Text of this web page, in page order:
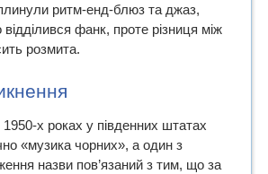
ритм-енд-блюз та джаз,
відділився фанк, проте різниця між
розмита.
х роках у південних штатах
«музика чорних», а один з
назви пов’язаний з тим, що за